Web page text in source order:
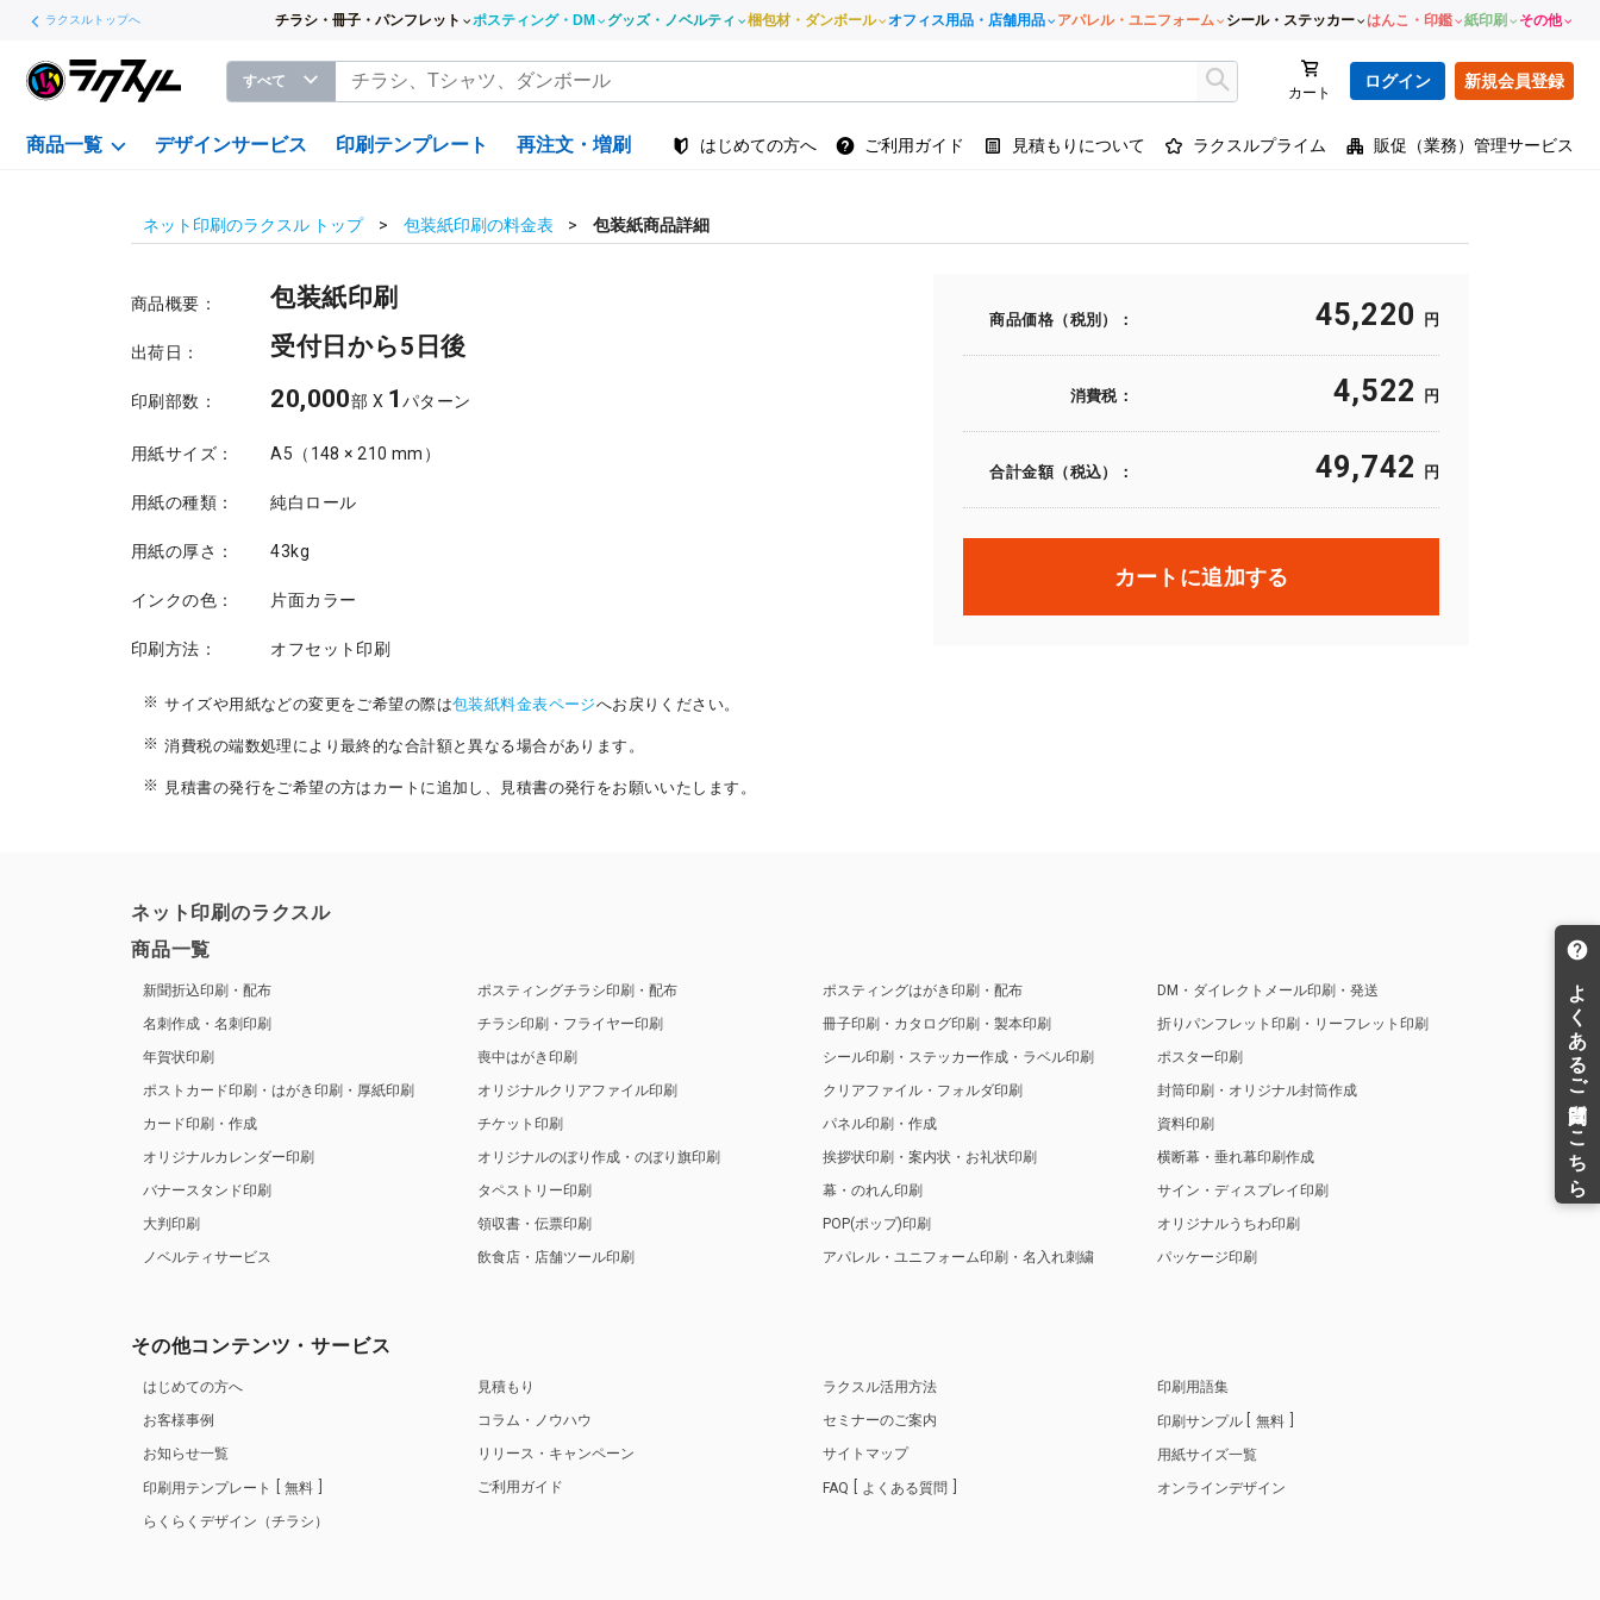
ラクスルトップへ チラシ・冊子・パンフレット ポスティング・DM グッズ・ノベルティ 梱包材・ダンボール オフィス用品・店舗用品 アパレル・ユニフォーム シール・ステッカー はんこ・印鑑 紙印刷 その他
すべて
カート
ログイン 新規会員登録
商品一覧 デザインサービス 印刷テンプレート 再注文・増刷 はじめての方へ ご利用ガイド 見積もりについて ラクスルプライム 販促（業務）管理サービス
ネット印刷のラクスル トップ 包装紙印刷の料金表 包装紙商品詳細
商品概要： 包装紙印刷
出荷日： 受付日から5日後
印刷部数： 20,000部 X 1 パターン
用紙サイズ： A5（148 × 210 mm）
用紙の種類： 純白ロール
用紙の厚さ： 43kg
インクの色： 片面カラー
印刷方法： オフセット印刷
サイズや用紙などの変更をご希望の際は包装紙料金表ページへお戻りください。
消費税の端数処理により最終的な合計額と異なる場合があります。
見積書の発行をご希望の方はカートに追加し、見積書の発行をお願いいたします。
商品価格（税別）： 45,220 円
消費税： 4,522 円
合計金額（税込）： 49,742 円
カートに追加する
ネット印刷のラクスル
商品一覧
新聞折込印刷・配布
名刺作成・名刺印刷
年賀状印刷
ポストカード印刷・はがき印刷・厚紙印刷
カード印刷・作成
オリジナルカレンダー印刷
バナースタンド印刷
大判印刷
ノベルティサービス
ポスティングチラシ印刷・配布
チラシ印刷・フライヤー印刷
喪中はがき印刷
オリジナルクリアファイル印刷
チケット印刷
オリジナルのぼり作成・のぼり旗印刷
タペストリー印刷
領収書・伝票印刷
飲食店・店舗ツール印刷
ポスティングはがき印刷・配布
冊子印刷・カタログ印刷・製本印刷
シール印刷・ステッカー作成・ラベル印刷
クリアファイル・フォルダ印刷
パネル印刷・作成
挨拶状印刷・案内状・お礼状印刷
幕・のれん印刷
POP(ポップ)印刷
アパレル・ユニフォーム印刷・名入れ刺繍
DM・ダイレクトメール印刷・発送
折りパンフレット印刷・リーフレット印刷
ポスター印刷
封筒印刷・オリジナル封筒作成
資料印刷
横断幕・垂れ幕印刷作成
サイン・ディスプレイ印刷
オリジナルうちわ印刷
パッケージ印刷
その他コンテンツ・サービス
はじめての方へ
お客様事例
お知らせ一覧
印刷用テンプレート
無料
らくらくデザイン（チラシ）
見積もり
コラム・ノウハウ
リリース・キャンペーン
ご利用ガイド
ラクスル活用方法
セミナーのご案内
サイトマップ
FAQ よくある質問
印刷用語集
印刷サンプル
無料
用紙サイズ一覧
オンラインデザイン